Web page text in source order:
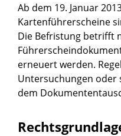
Ab dem 19. Januar
Kartenführerscheine
Die Befristung betrifft
Füh
erneuert werden.
Untersuchungen oder
dem